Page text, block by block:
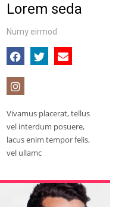
Lorem seda
Numy eirmod
Vivamus placerat, tellus
vel interdum posuere,
lacus enim tempor felis,
vel ullamc